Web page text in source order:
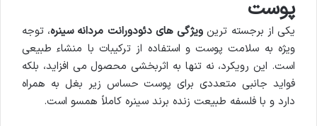
پوست
یکی از برجسته ترین ویژگی های دئودورانت مردانه سینره، توجه
ویژه به سلامت پوست و استفاده از ترکیبات با منشاء طبیعی
است. این رویکرد، نه تنها به اثربخشی محصول می افزاید، بلکه
فواید جانبی متعددی برای پوست حساس زیر بغل به همراه
دارد و با فلسفه طبیعت زنده برند سینره کاملاً همسو است.